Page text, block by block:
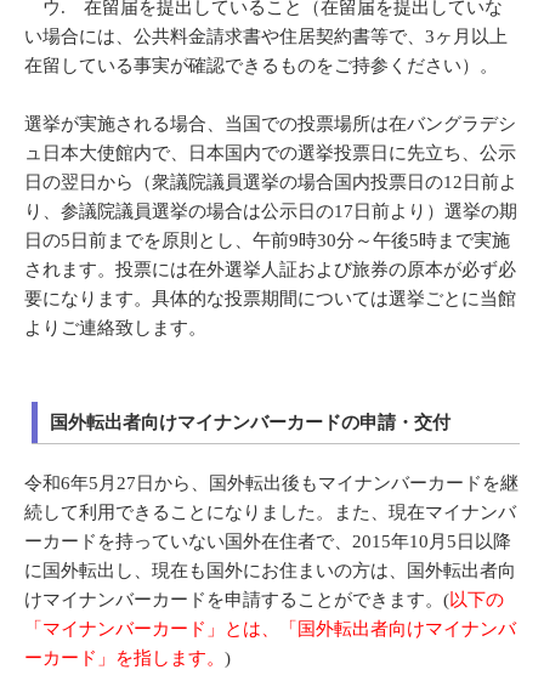
ウ. 在留届を提出していること（在留届を提出していな
い場合には、公共料金請求書や住居契約書等で、3ヶ月以上
在留している事実が確認できるものをご持参ください）。
選挙が実施される場合、当国での投票場所は在バングラデシ
ュ日本大使館内で、日本国内での選挙投票日に先立ち、公示
日の翌日から（衆議院議員選挙の場合国内投票日の12日前よ
り、参議院議員選挙の場合は公示日の17日前より）選挙の期
日の5日前までを原則とし、午前9時30分～午後5時まで実施
されます。投票には在外選挙人証および旅券の原本が必ず必
要になります。具体的な投票期間については選挙ごとに当館
よりご連絡致します。
国外転出者向けマイナンバーカードの申請・交付
令和6年5月27日から、国外転出後もマイナンバーカードを継
続して利用できることになりました。また、現在マイナンバ
ーカードを持っていない国外在住者で、2015年10月5日以降
に国外転出し、現在も国外にお住まいの方は、国外転出者向
けマイナンバーカードを申請することができます。(以下の
「マイナンバーカード」とは、「国外転出者向けマイナンバ
ーカード」を指します。 )